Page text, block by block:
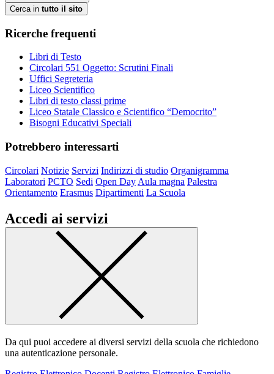
Cerca in tutto il sito
Ricerche frequenti
Libri di Testo
Circolari 551 Oggetto: Scrutini Finali
Uffici Segreteria
Liceo Scientifico
Libri di testo classi prime
Liceo Statale Classico e Scientifico “Democrito”
Bisogni Educativi Speciali
Potrebbero interessarti
Circolari Notizie Servizi Indirizzi di studio Organigramma
Laboratori PCTO Sedi Open Day Aula magna Palestra
Orientamento Erasmus Dipartimenti La Scuola
Accedi ai servizi
Da qui puoi accedere ai diversi servizi della scuola che richiedono
una autenticazione personale.